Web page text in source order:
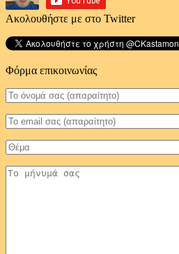
Ακολουθήστε με στο Twitter
Φόρμα επικοινωνίας